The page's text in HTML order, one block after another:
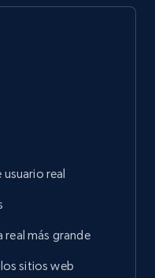
real
real más grande
sitios web